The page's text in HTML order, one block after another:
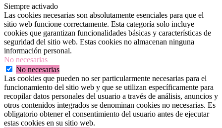
Siempre activado
Las cookies necesarias son absolutamente esenciales para que el
sitio web funcione correctamente. Esta categoría solo incluye
cookies que garantizan funcionalidades básicas y características de
seguridad del sitio web. Estas cookies no almacenan ninguna
información personal.
No necesarias
No necesarias
Las cookies que pueden no ser particularmente necesarias para el
funcionamiento del sitio web y que se utilizan específicamente para
recopilar datos personales del usuario a través de análisis, anuncios y
otros contenidos integrados se denominan cookies no necesarias. Es
obligatorio obtener el consentimiento del usuario antes de ejecutar
estas cookies en su sitio web.